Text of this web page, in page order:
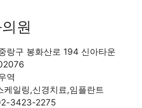
원
랑구 봉화산로 194 신아타운
역
케일링,신경치료,임플란트
3423-2275